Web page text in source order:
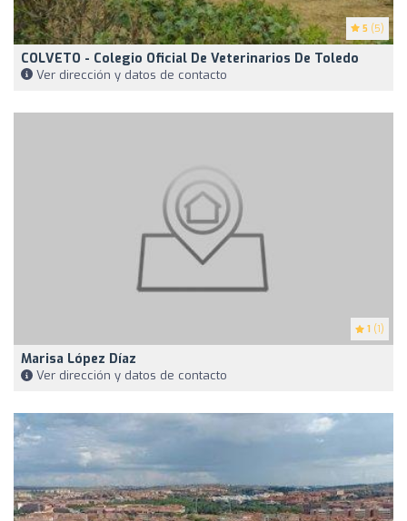
5 (5)
COLVETO - Colegio Oficial De Veterinarios De Toledo
Ver dirección y datos de contacto
1 (1)
Marisa López Díaz
Ver dirección y datos de contacto